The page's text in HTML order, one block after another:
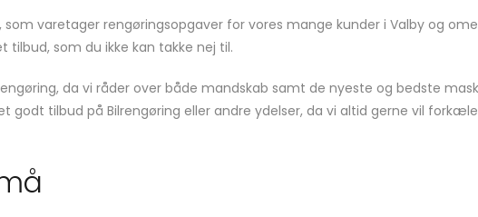
varetager rengøringsopgaver for vores mange kunder i Valby og
tilbud, som du ikke kan takke nej til.
da vi råder over både mandskab samt de nyeste og bedste
godt tilbud på Bilrengøring eller andre ydelser, da vi altid gerne vil